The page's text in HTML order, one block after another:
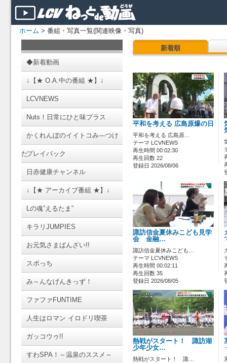
ホーム > 番組・写真一覧(関連映像・写真)
◆新着動画
↓【★ O.A.中の番組 ★】↓
LCVNEWS
Nuts！日常にひと味プラス
かくれんぼのイイトコみ―つけ
たプレイバック
日赤健康チャンネル
↓【★ アーカイブ番組 ★】↓
Lの魂”えるたま”
キラリJUMPIES
お元気さまばんざい!!
スポっち
み～んなげんきっず！
ファファFUNTIME
人生はロマン イロドリ喫茶
ガッコウゥ!!
すわSPA！～温泉のススメ～
新着順
平和を考える 広島原爆の日
平和を考える 広島原…
テーマ LCVNEWS
再生時間 00:02:30
再生回数 22
登録日 2026/08/06
諏訪信金夏休みこども見学
会 金融…
諏訪信金夏休みこども…
テーマ LCVNEWS
再生時間 00:02:11
再生回数 35
登録日 2026/08/05
熱戦がスタート！ 諏訪湖
少年少女…
熱戦がスタート！ 諏…